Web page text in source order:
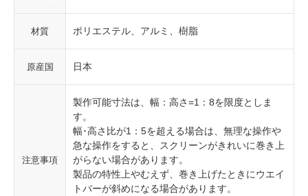
材質 ポリエステル、アルミ、樹脂
原産国 日本
注意事項
製作可能寸法は、幅：高さ=1：8を限度としま
す。
幅･高さ比が1：5を超える場合は、無理な操作や
急な操作をすると、スクリーンがきれいに巻き上
がらない場合があります。
製品の特性上やむえず、巻き上げたときにウエイ
トバーが斜めになる場合があります。